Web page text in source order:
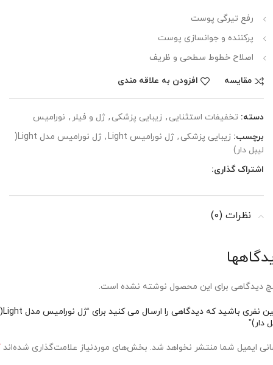
رفع تیرگی پوست
پرکننده و جوانسازی پوست
اصلاح خطوط سطحی و ظریف
مقایسه افزودن به علاقه مندی
دسته: تخفیفات استثنایی , زیبایی پزشکی , ژل و فیلر , نورامیس
برچسب: زیبایی پزشکی , ژل نورامیس Light ,
ژل نورامیس مدل Light(
لیبل دار)
اشتراک گذاری:
نظرات (0)
دیدگاهی برای این محصول نوشته نشده است.
اولین نفری باشید که دیدگاهی را ارسال می کنید برای “ژل نورامیس مدل Light(
دار)”
ایمیل شما منتشر نخواهد شد. بخش‌های موردنیاز علامت‌گذاری شده‌اند